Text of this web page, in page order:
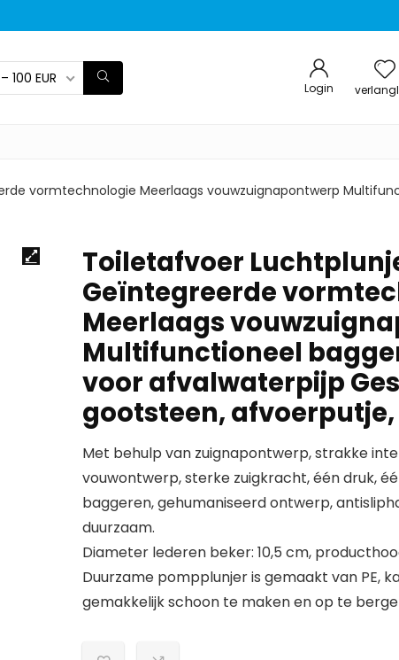
100 EUR
Login
vormtechnologie Meerlaags vouwzuignapontwerp
Toiletafvoer
Geïntegreerde
Meerlaags
Multifunctioneel
voor afvalwaterpijp
gootsteen,
Met behulp van zuignapontwerp, strakke
vouwontwerp, sterke zuigkracht, één druk,
baggeren, gehumaniseerd ontwerp,
duurzaam.
Diameter lederen beker: 10,5 cm,
Duurzame pompplunjer is gemaakt van PE,
gemakkelijk schoon te maken en op te